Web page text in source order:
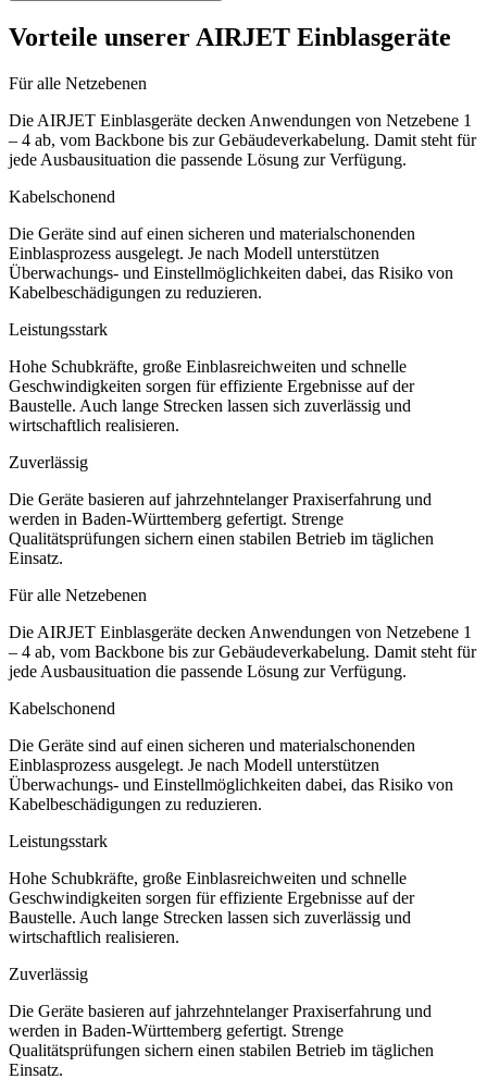
Vorteile unserer AIRJET Einblasgeräte
Für alle Netzebenen
Die AIRJET Einblasgeräte decken Anwendungen von Netzebene 1
– 4 ab, vom Backbone bis zur Gebäudeverkabelung. Damit steht für
jede Ausbausituation die passende Lösung zur Verfügung.
Kabelschonend
Die Geräte sind auf einen sicheren und materialschonenden
Einblasprozess ausgelegt. Je nach Modell unterstützen
Überwachungs- und Einstellmöglichkeiten dabei, das Risiko von
Kabelbeschädigungen zu reduzieren.
Leistungsstark
Hohe Schubkräfte, große Einblasreichweiten und schnelle
Geschwindigkeiten sorgen für effiziente Ergebnisse auf der
Baustelle. Auch lange Strecken lassen sich zuverlässig und
wirtschaftlich realisieren.
Zuverlässig
Die Geräte basieren auf jahrzehntelanger Praxiserfahrung und
werden in Baden-Württemberg gefertigt. Strenge
Qualitätsprüfungen sichern einen stabilen Betrieb im täglichen
Einsatz.
Für alle Netzebenen
Die AIRJET Einblasgeräte decken Anwendungen von Netzebene 1
– 4 ab, vom Backbone bis zur Gebäudeverkabelung. Damit steht für
jede Ausbausituation die passende Lösung zur Verfügung.
Kabelschonend
Die Geräte sind auf einen sicheren und materialschonenden
Einblasprozess ausgelegt. Je nach Modell unterstützen
Überwachungs- und Einstellmöglichkeiten dabei, das Risiko von
Kabelbeschädigungen zu reduzieren.
Leistungsstark
Hohe Schubkräfte, große Einblasreichweiten und schnelle
Geschwindigkeiten sorgen für effiziente Ergebnisse auf der
Baustelle. Auch lange Strecken lassen sich zuverlässig und
wirtschaftlich realisieren.
Zuverlässig
Die Geräte basieren auf jahrzehntelanger Praxiserfahrung und
werden in Baden-Württemberg gefertigt. Strenge
Qualitätsprüfungen sichern einen stabilen Betrieb im täglichen
Einsatz.